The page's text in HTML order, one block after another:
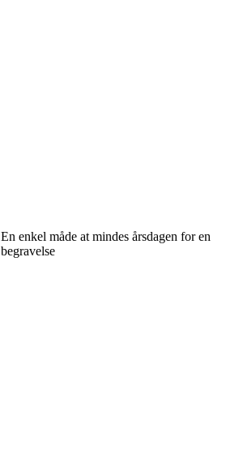
En enkel måde at mindes årsdagen for en
begravelse